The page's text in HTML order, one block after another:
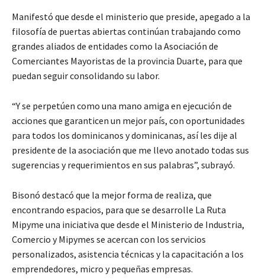
Manifestó que desde el ministerio que preside, apegado a la
filosofía de puertas abiertas continúan trabajando como
grandes aliados de entidades como la Asociación de
Comerciantes Mayoristas de la provincia Duarte, para que
puedan seguir consolidando su labor.
“Y se perpetúen como una mano amiga en ejecución de
acciones que garanticen un mejor país, con oportunidades
para todos los dominicanos y dominicanas, así les dije al
presidente de la asociación que me llevo anotado todas sus
sugerencias y requerimientos en sus palabras”, subrayó.
Bisonó destacó que la mejor forma de realiza, que
encontrando espacios, para que se desarrolle La Ruta
Mipyme una iniciativa que desde el Ministerio de Industria,
Comercio y Mipymes se acercan con los servicios
personalizados, asistencia técnicas y la capacitación a los
emprendedores, micro y pequeñas empresas.